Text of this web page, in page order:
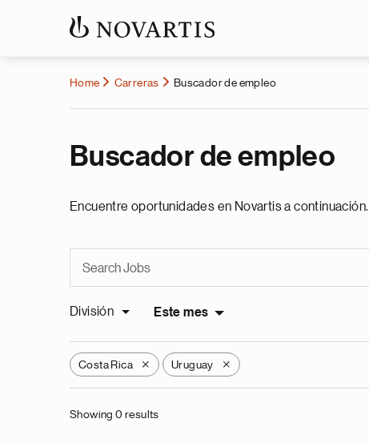
Home Carreras Buscador de empleo
Buscador de empleo
Encuentre oportunidades en Novartis a continuación.
División Este mes
Costa Rica X Uruguay X
Showing 0 results